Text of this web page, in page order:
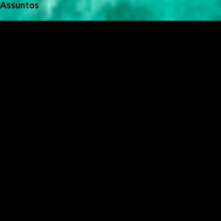
Assuntos